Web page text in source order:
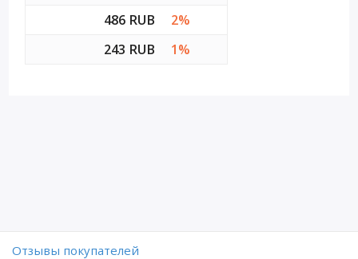
486 RUB
2%
243 RUB
1%
Отзывы покупателей